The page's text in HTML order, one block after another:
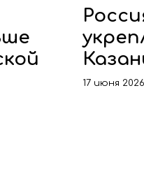
17 июня 2026